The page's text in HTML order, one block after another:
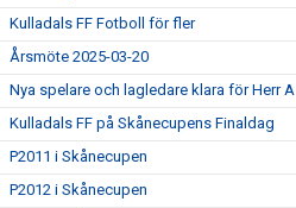
Kulladals FF Fotboll för fler
Årsmöte 2025-03-20
Nya spelare och lagledare klara för Herr A
Kulladals FF på Skånecupens Finaldag
P2011 i Skånecupen
P2012 i Skånecupen